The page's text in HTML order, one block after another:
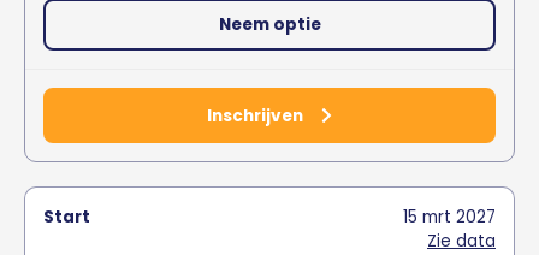
Neem optie
Inschrijven
15 mrt 2027
Zie data